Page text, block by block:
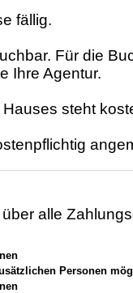
fällig.
Für die
Ihre Agentur.
steht
alle
Personen